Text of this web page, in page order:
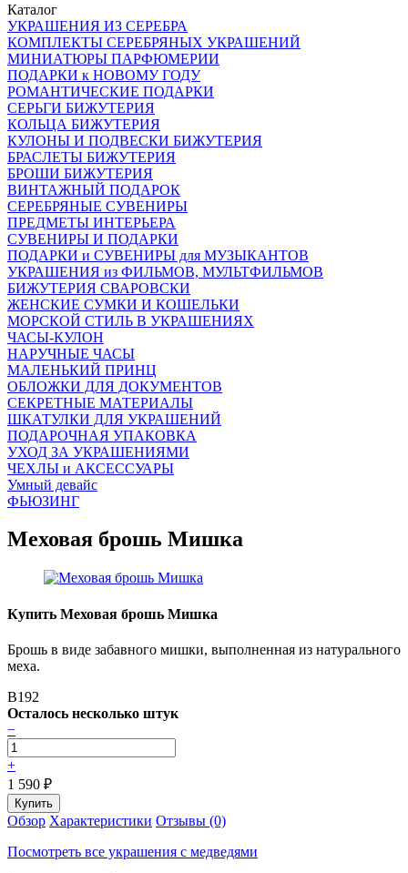
Каталог
УКРАШЕНИЯ ИЗ СЕРЕБРА
КОМПЛЕКТЫ СЕРЕБРЯНЫХ УКРАШЕНИЙ
МИНИАТЮРЫ ПАРФЮМЕРИИ
ПОДАРКИ к НОВОМУ ГОДУ
РОМАНТИЧЕСКИЕ ПОДАРКИ
СЕРЬГИ БИЖУТЕРИЯ
КОЛЬЦА БИЖУТЕРИЯ
КУЛОНЫ И ПОДВЕСКИ БИЖУТЕРИЯ
БРАСЛЕТЫ БИЖУТЕРИЯ
БРОШИ БИЖУТЕРИЯ
ВИНТАЖНЫЙ ПОДАРОК
СЕРЕБРЯНЫЕ СУВЕНИРЫ
ПРЕДМЕТЫ ИНТЕРЬЕРА
СУВЕНИРЫ И ПОДАРКИ
ПОДАРКИ и СУВЕНИРЫ для МУЗЫКАНТОВ
УКРАШЕНИЯ из ФИЛЬМОВ, МУЛЬТФИЛЬМОВ
БИЖУТЕРИЯ СВАРОВСКИ
ЖЕНСКИЕ СУМКИ И КОШЕЛЬКИ
МОРСКОЙ СТИЛЬ В УКРАШЕНИЯХ
ЧАСЫ-КУЛОН
НАРУЧНЫЕ ЧАСЫ
МАЛЕНЬКИЙ ПРИНЦ
ОБЛОЖКИ ДЛЯ ДОКУМЕНТОВ
СЕКРЕТНЫЕ МАТЕРИАЛЫ
ШКАТУЛКИ ДЛЯ УКРАШЕНИЙ
ПОДАРОЧНАЯ УПАКОВКА
УХОД ЗА УКРАШЕНИЯМИ
ЧEХЛЫ и АКСЕССУАРЫ
Умный девайс
ФЬЮЗИНГ
Меховая брошь Мишка
Купить Меховая брошь Мишка
Брошь в виде забавного мишки, выполненная из натурального
меха.
B192
Осталось несколько штук
−
+
1 590 ₽
Обзор Характеристики Отзывы (0)
Посмотреть все украшения с медведями